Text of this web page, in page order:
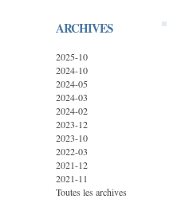
ARCHIVES
2025-10
2024-10
2024-05
2024-03
2024-02
2023-12
2023-10
2022-03
2021-12
2021-11
Toutes les archives